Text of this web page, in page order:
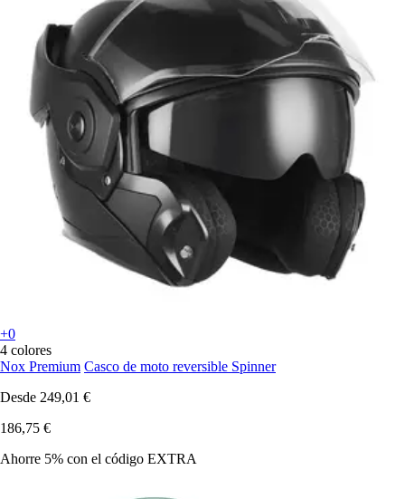
+0
4 colores
Nox Premium Casco de moto reversible Spinner
Desde 249,01 €
186,75 €
Ahorre 5% con el código EXTRA